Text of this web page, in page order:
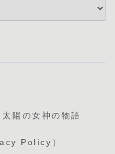
陽の女神の物語
Policy）